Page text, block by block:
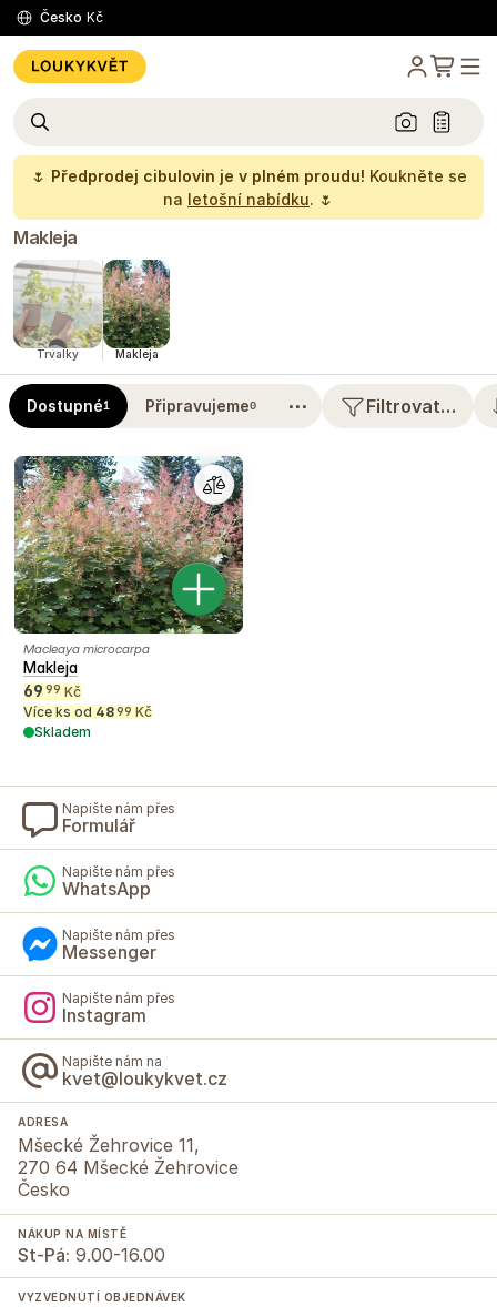
Česko Kč
🌷 Předprodej cibulovin je v plném proudu! Koukněte se
na letošní nabídku. 🌷
Makleja
Trvalky Makleja
Dostupné1 Připravujeme0 ⋯ Filtrovat…
Macleaya microcarpa
Makleja
69 99 Kč
Více ks od 4899 Kč
Skladem
Napište nám přes
Formulář
Napište nám přes
WhatsApp
Napište nám přes
Messenger
Napište nám přes
Instagram
Napište nám na
kvet@loukykvet.cz
ADRESA
Mšecké Žehrovice 11,
270 64 Mšecké Žehrovice
Česko
NÁKUP NA MÍSTĚ
St-Pá: 9.00-16.00
VYZVEDNUTÍ OBJEDNÁVEK